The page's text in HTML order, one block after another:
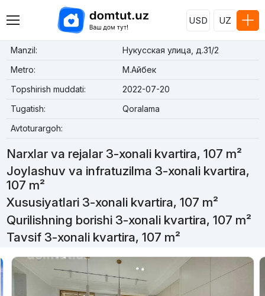
USD UZ
Manzil:
Нукусская улица, д.31/2
Metro:
М.Айбек
Topshirish muddati:
2022-07-20
Tugatish:
Qoralama
Avtoturargoh:
Narxlar va rejalar 3-xonali kvartira, 107 m²
Joylashuv va infratuzilma 3-xonali kvartira,
107 m²
Xususiyatlari 3-xonali kvartira, 107 m²
Qurilishning borishi 3-xonali kvartira, 107 m²
Tavsif 3-xonali kvartira, 107 m²